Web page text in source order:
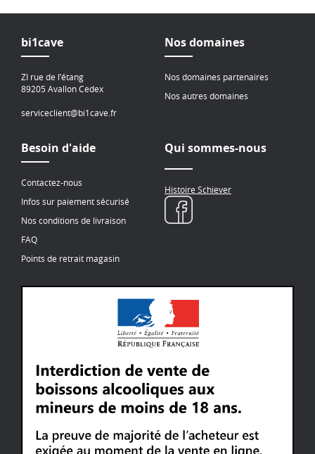
bi1cave
ZI rue de l’étang
89205 Avallon Cedex
serviceclient@bi1cave.fr
Nos domaines
Nos domaines partenaires
Nos autres domaines
Besoin d'aide
Contactez-nous
Infos sur paiement sécurisé
Nos conditions de livraison
FAQ
Points de retrait magasin
Qui sommes-nous
Histoire Schiever